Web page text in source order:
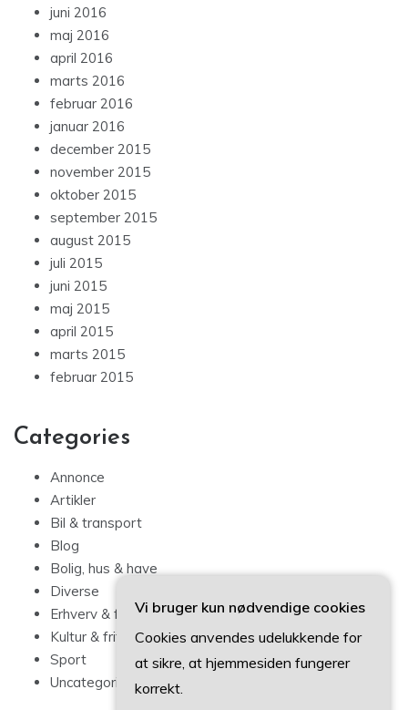
juni 2016
maj 2016
april 2016
marts 2016
februar 2016
januar 2016
december 2015
november 2015
oktober 2015
september 2015
august 2015
juli 2015
juni 2015
maj 2015
april 2015
marts 2015
februar 2015
Categories
Annonce
Artikler
Bil & transport
Blog
Bolig, hus & have
Diverse
Erhverv & forbrug
Kultur & fritid
Sport
Uncategorized
Vi bruger kun nødvendige cookies
Cookies anvendes udelukkende for
at sikre, at hjemmesiden fungerer
korrekt.